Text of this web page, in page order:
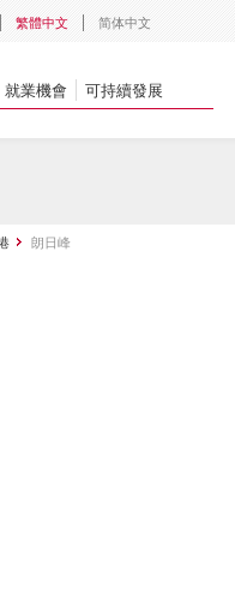
繁體中文 简体中文
就業機會 可持續發展
朗日峰